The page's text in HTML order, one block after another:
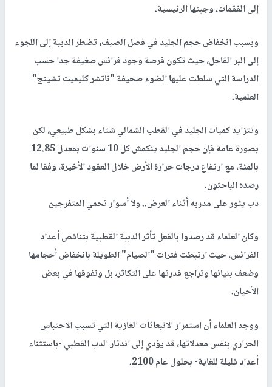
إلى الفقمات، وجبتها الرئيسية.
وبسبب انخفاض حجم الجليد في فصل الصيف، تضطر الدببة إلى اللجوء
إلى البر القاحل، حيث تكون فرصة وجود فرائس صغيفة جدا حسب
الدراسة التي سلطت عليها الضوء صحيفة "ناتشر كليميت تشينج"
العلمية.
وتتزايد كميات الجليد في القطب الشمالي شتاء بشكل طبيعي، لكن
بصورة عامة فإن حجم الجليد ينكمش كل 10 سنوات بمعدل 12.85
بالمئة، مع ارتفاع درجات حرارة الأرض خلال العقود الأخيرة، وفقا لما
رصده الباحثون.
دب يثور على مدربه أثناء العرض.. ولا أسوار تحمي المتفرجين
وكان العلماء قد رصدوا بالفعل تأثر الدببة القطبية بتناقص أعداد
الفرائس، حيث ارتبطت فترات "الصيام" الطويلة بانخفاض أحجامها
وضعف بنيانها وتراجع قدرتها على التكاثر، بل ونفوقها في بعض
الأحيان.
ووجد العلماء أن استمرار الانبعاثات الغازية التي تسبب الاحتباس
الحراري بنفس معدلاتها، قد يؤدي إلى اندثار الدب القطبي -باستثناء
أعداد قليلة للغاية- بحلول عام 2100.